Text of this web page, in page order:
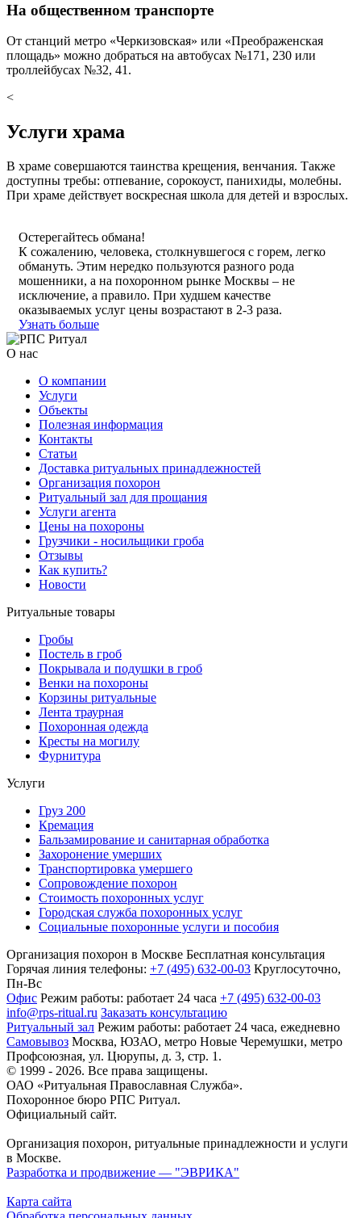
На общественном транспорте
От станций метро «Черкизовская» или «Преображенская
площадь» можно добраться на автобусах №171, 230 или
троллейбусах №32, 41.
<
Услуги храма
В храме совершаются таинства крещения, венчания. Также
доступны требы: отпевание, сорокоуст, панихиды, молебны.
При храме действует воскресная школа для детей и взрослых.
Остерегайтесь обмана!
К сожалению, человека, столкнувшегося с горем, легко
обмануть. Этим нередко пользуются разного рода
мошенники, а на похоронном рынке Москвы – не
исключение, а правило. При худшем качестве
оказываемых услуг цены возрастают в 2-3 раза.
Узнать больше
О нас
О компании
Услуги
Объекты
Полезная информация
Контакты
Статьи
Доставка ритуальных принадлежностей
Организация похорон
Ритуальный зал для прощания
Услуги агента
Цены на похороны
Грузчики - носильщики гроба
Отзывы
Как купить?
Новости
Ритуальные товары
Гробы
Постель в гроб
Покрывала и подушки в гроб
Венки на похороны
Корзины ритуальные
Лента траурная
Похоронная одежда
Кресты на могилу
Фурнитура
Услуги
Груз 200
Кремация
Бальзамирование и санитарная обработка
Захоронение умерших
Транспортировка умершего
Сопровождение похорон
Стоимость похоронных услуг
Городская служба похоронных услуг
Социальные похоронные услуги и пособия
Организация похорон в Москве Бесплатная консультация
Горячая линия телефоны: +7 (495) 632-00-03 Круглосуточно,
Пн-Вс
Офис Режим работы: работает 24 часа +7 (495) 632-00-03
info@rps-ritual.ru Заказать консультацию
Ритуальный зал Режим работы: работает 24 часа, ежедневно
Самовывоз Москва, ЮЗАО, метро Новые Черемушки, метро
Профсоюзная, ул. Цюрупы, д. 3, стр. 1.
© 1999 - 2026. Все права защищены.
ОАО «Ритуальная Православная Служба».
Похоронное бюро РПС Ритуал.
Официальный сайт.
Организация похорон, ритуальные принадлежности и услуги
в Москве.
Разработка и продвижение — "ЭВРИКА"
Карта сайта